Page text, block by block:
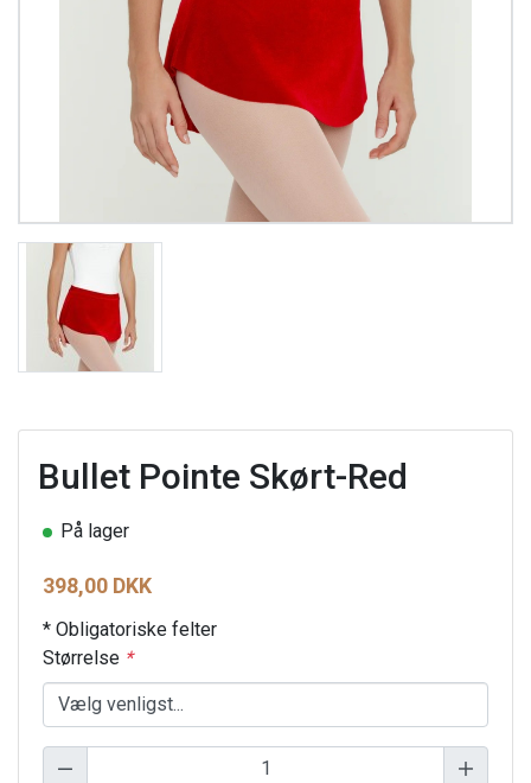
Bullet Pointe Skørt-Red
På lager
398,00 DKK
* Obligatoriske felter
Størrelse *